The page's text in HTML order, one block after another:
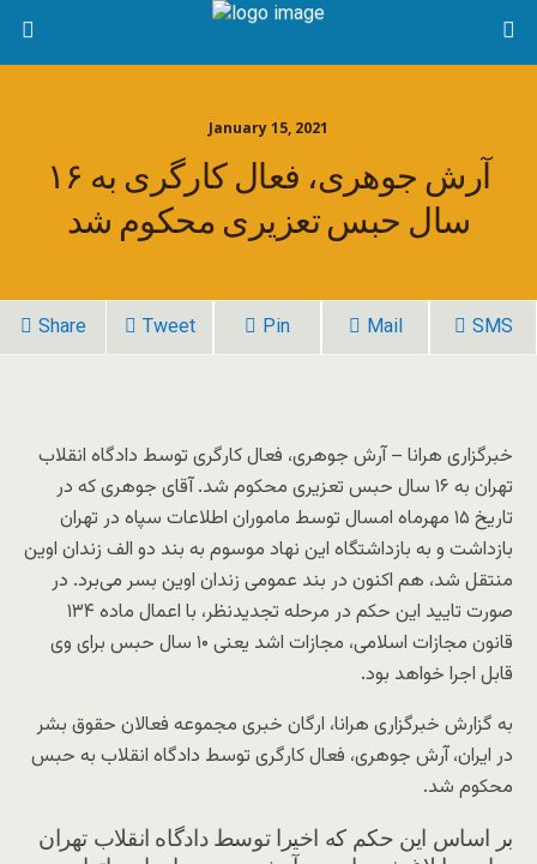
January 15, 2021
آرش جوهری، فعال کارگری به ۱۶
سال حبس تعزیری محکوم شد
Share Tweet Pin Mail SMS
خبرگزاری هرانا – آرش جوهری، فعال کارگری توسط دادگاه انقلاب
تهران به ۱۶ سال حبس تعزیری محکوم شد. آقای جوهری که در
تاریخ ۱۵ مهرماه امسال توسط ماموران اطلاعات سپاه در تهران
بازداشت و به بازداشتگاه این نهاد موسوم به بند دو الف زندان اوین
منتقل شد، هم اکنون در بند عمومی زندان اوین بسر می‌برد. در
صورت تایید این حکم در مرحله تجدیدنظر، با اعمال ماده ۱۳۴
قانون مجازات اسلامی، مجازات اشد یعنی ۱۰ سال حبس برای وی
قابل اجرا خواهد بود.
به گزارش خبرگزاری هرانا، ارگان خبری مجموعه فعالان حقوق بشر
در ایران، آرش جوهری، فعال کارگری توسط دادگاه انقلاب به حبس
محکوم شد.
بر اساس این حکم که اخیرا توسط دادگاه انقلاب تهران